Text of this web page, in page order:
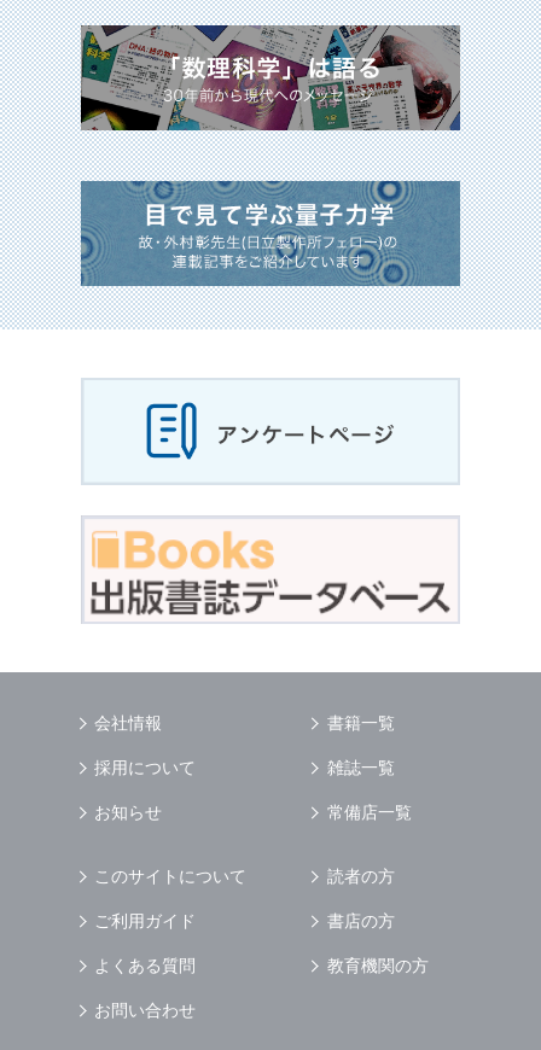
会社情報
採用について
お知らせ
書籍一覧
雑誌一覧
常備店一覧
このサイトについて
ご利用ガイド
よくある質問
お問い合わせ
読者の方
書店の方
教育機関の方